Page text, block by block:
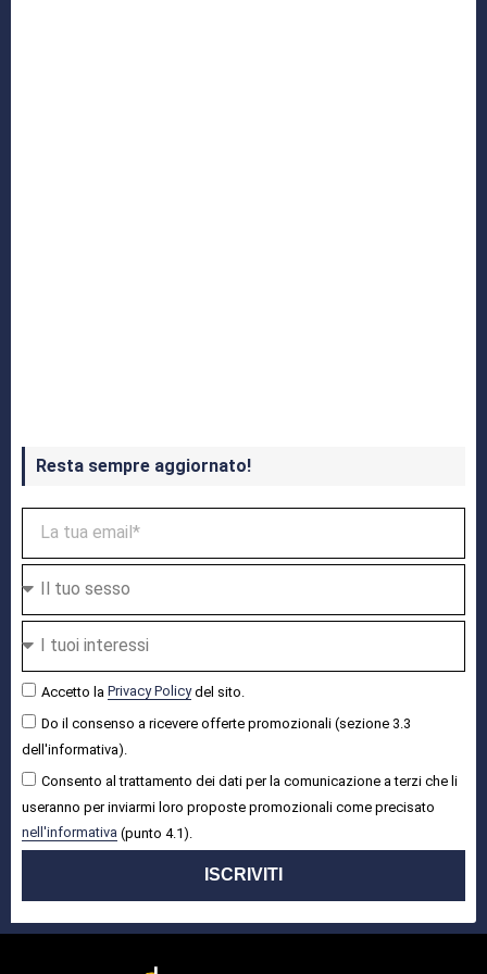
Resta sempre aggiornato!
Accetto la Privacy Policydel sito.
Do il consenso a ricevere offerte promozionali (sezione 3.3
dell'informativa).
Consento al trattamento dei dati per la comunicazione a terzi che li
useranno per inviarmi loro proposte promozionali come precisato
nell'informativa (punto 4.1).
ISCRIVITI